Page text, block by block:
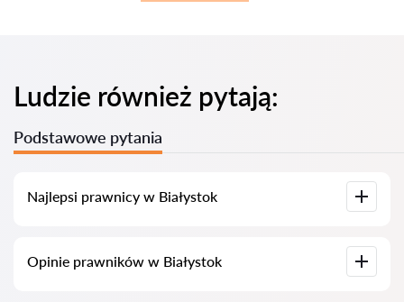
Ludzie również pytają:
Podstawowe pytania
Najlepsi prawnicy w Białystok
pełnymi informacjami. Ceny, opinie, numery telefonów i
adresy.
Opinie prawników w Białystok